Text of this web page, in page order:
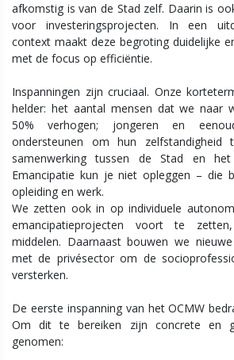
afkomstig is van de Stad zelf. Daarin is
voor investeringsprojecten. In een
context maakt deze begroting duidelijke
met de focus op efficiëntie.
Inspanningen zijn cruciaal. Onze
helder: het aantal mensen dat we naar
50% verhogen; jongeren en
ondersteunen om hun
samenwerking tussen de Stad en het
Emancipatie kun je niet opleggen – die
opleiding en werk.
We zetten ook in op individuele
emancipatieprojecten voort te
middelen. Daarnaast bouwen we
met de privésector om de
versterken.
De eerste inspanning van het OCMW
Om dit te bereiken zijn concrete en
genomen: